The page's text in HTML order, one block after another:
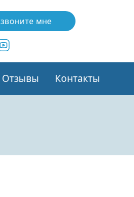
мне
Отзывы Контакты